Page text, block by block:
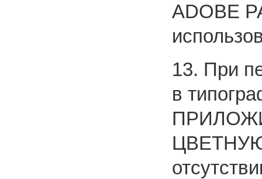
ADOBЕ
13. При
в